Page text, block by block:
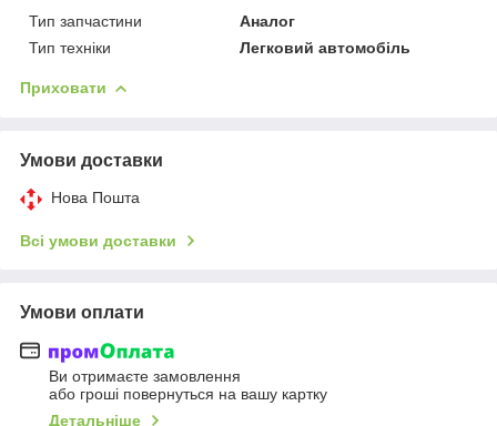
Тип запчастини
Аналог
Тип техніки
Легковий автомобіль
Приховати
Умови доставки
Нова Пошта
Всі умови доставки
Умови оплати
Ви отримаєте замовлення
або гроші повернуться на вашу картку
Детальніше